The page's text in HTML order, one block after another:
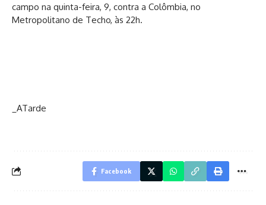
campo na quinta-feira, 9, contra a Colômbia, no
Metropolitano de Techo, às 22h.
_ATarde
Facebook